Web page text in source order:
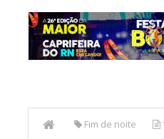
Fim de noite